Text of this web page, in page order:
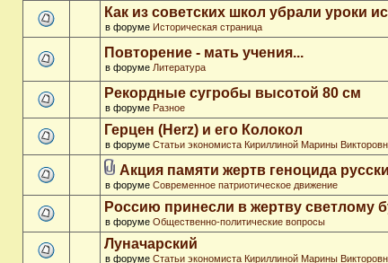
Как из советских школ убрали уроки
в форуме Историческая страница
Повторение - мать учения...
в форуме Литература
Рекордные сугробы высотой 80 см
в форуме Разное
Герцен (Herz) и его Колокол
в форуме Статьи экономиста Кириллиной Марины
Акция памяти жертв геноцида
в форуме Современное патриотическое движение
Россию принесли в жертву светлому
в форуме Общественно-политические вопросы
Луначарский
в форуме Статьи экономиста Кириллиной Марины